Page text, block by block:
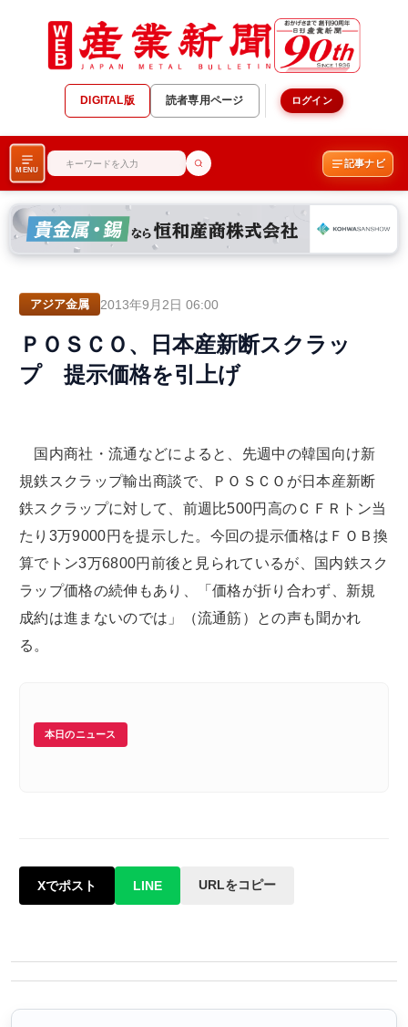
DIGITAL版 読者専用ページ ログイン
MENU
記事ナビ
アジア金属 2013年9月2日 06:00
ＰＯＳＣＯ、日本産新断スクラッ
プ 提示価格を引上げ
国内商社・流通などによると、先週中の韓国向け新
規鉄スクラップ輸出商談で、ＰＯＳＣＯが日本産新断
鉄スクラップに対して、前週比500円高のＣＦＲトン当
たり3万9000円を提示した。今回の提示価格はＦＯＢ換
算でトン3万6800円前後と見られているが、国内鉄スク
ラップ価格の続伸もあり、「価格が折り合わず、新規
成約は進まないのでは」（流通筋）との声も聞かれ
る。
本日のニュース
Xでポスト LINE URLをコピー